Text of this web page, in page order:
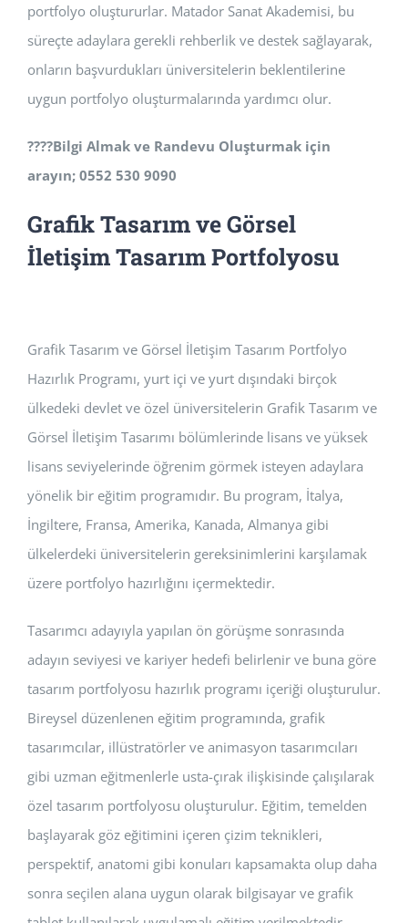
portfolyo oluştururlar. Matador Sanat Akademisi, bu
süreçte adaylara gerekli rehberlik ve destek sağlayarak,
onların başvurdukları üniversitelerin beklentilerine
uygun portfolyo oluşturmalarında yardımcı olur.
????Bilgi Almak ve Randevu Oluşturmak için
arayın; 0552 530 9090
Grafik Tasarım ve Görsel
İletişim Tasarım Portfolyosu
Grafik Tasarım ve Görsel İletişim Tasarım Portfolyo
Hazırlık Programı, yurt içi ve yurt dışındaki birçok
ülkedeki devlet ve özel üniversitelerin Grafik Tasarım ve
Görsel İletişim Tasarımı bölümlerinde lisans ve yüksek
lisans seviyelerinde öğrenim görmek isteyen adaylara
yönelik bir eğitim programıdır. Bu program, İtalya,
İngiltere, Fransa, Amerika, Kanada, Almanya gibi
ülkelerdeki üniversitelerin gereksinimlerini karşılamak
üzere portfolyo hazırlığını içermektedir.
Tasarımcı adayıyla yapılan ön görüşme sonrasında
adayın seviyesi ve kariyer hedefi belirlenir ve buna göre
tasarım portfolyosu hazırlık programı içeriği oluşturulur.
Bireysel düzenlenen eğitim programında, grafik
tasarımcılar, illüstratörler ve animasyon tasarımcıları
gibi uzman eğitmenlerle usta-çırak ilişkisinde çalışılarak
özel tasarım portfolyosu oluşturulur. Eğitim, temelden
başlayarak göz eğitimini içeren çizim teknikleri,
perspektif, anatomi gibi konuları kapsamakta olup daha
sonra seçilen alana uygun olarak bilgisayar ve grafik